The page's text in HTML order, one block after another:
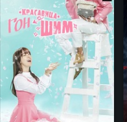
7.7 7.3